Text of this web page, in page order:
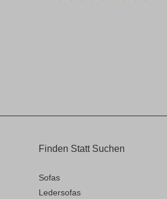
Finden Statt Suchen
Sofas
Ledersofas